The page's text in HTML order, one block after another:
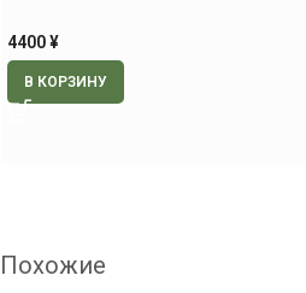
4400¥
В КОРЗИНУ
Похожие